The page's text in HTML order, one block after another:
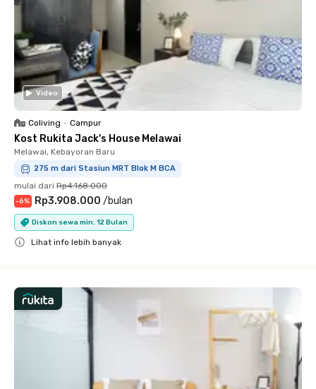
Video
Coliving • Campur
Kost Rukita Jack's House Melawai
Melawai, Kebayoran Baru
275 m dari Stasiun MRT Blok M BCA
mulai dari Rp4.168.000
-6% Rp3.908.000 /bulan
Diskon sewa min. 12 Bulan
Lihat info lebih banyak